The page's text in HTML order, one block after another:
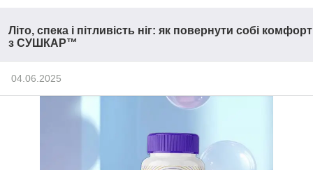
Літо, спека і пітливість ніг: як повернути собі комфорт
з СУШКАР™
04.06.2025